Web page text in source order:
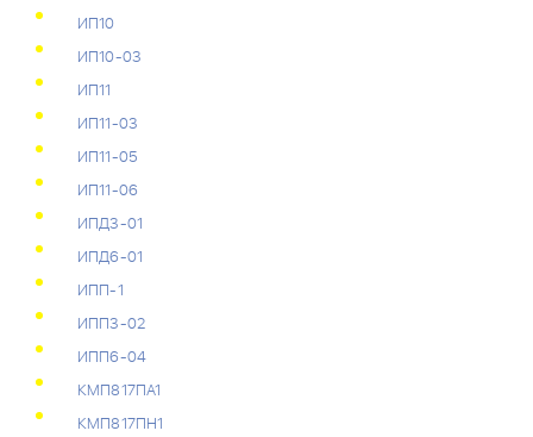
ИП10
ИП10-03
ИП11
ИП11-03
ИП11-05
ИП11-06
ИПД3-01
ИПД6-01
ИПП-1
ИПП3-02
ИПП6-04
КМП817ПА1
КМП817ПН1